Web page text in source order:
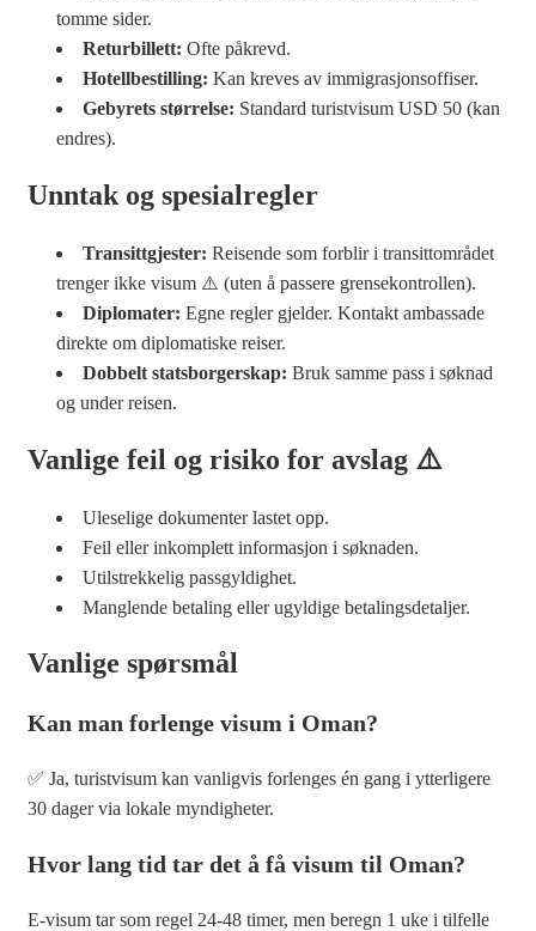
tomme sider.
Returbillett: Ofte påkrevd.
Hotellbestilling: Kan kreves av immigrasjonsoffiser.
Gebyrets størrelse: Standard turistvisum USD 50 (kan
endres).
Unntak og spesialregler
Transittgjester: Reisende som forblir i transittområdet
trenger ikke visum ⚠️ (uten å passere grensekontrollen).
Diplomater: Egne regler gjelder. Kontakt ambassade
direkte om diplomatiske reiser.
Dobbelt statsborgerskap: Bruk samme pass i søknad
og under reisen.
Vanlige feil og risiko for avslag ⚠️
Uleselige dokumenter lastet opp.
Feil eller inkomplett informasjon i søknaden.
Utilstrekkelig passgyldighet.
Manglende betaling eller ugyldige betalingsdetaljer.
Vanlige spørsmål
Kan man forlenge visum i Oman?
✅ Ja, turistvisum kan vanligvis forlenges én gang i ytterligere
30 dager via lokale myndigheter.
Hvor lang tid tar det å få visum til Oman?
E-visum tar som regel 24-48 timer, men beregn 1 uke i tilfelle